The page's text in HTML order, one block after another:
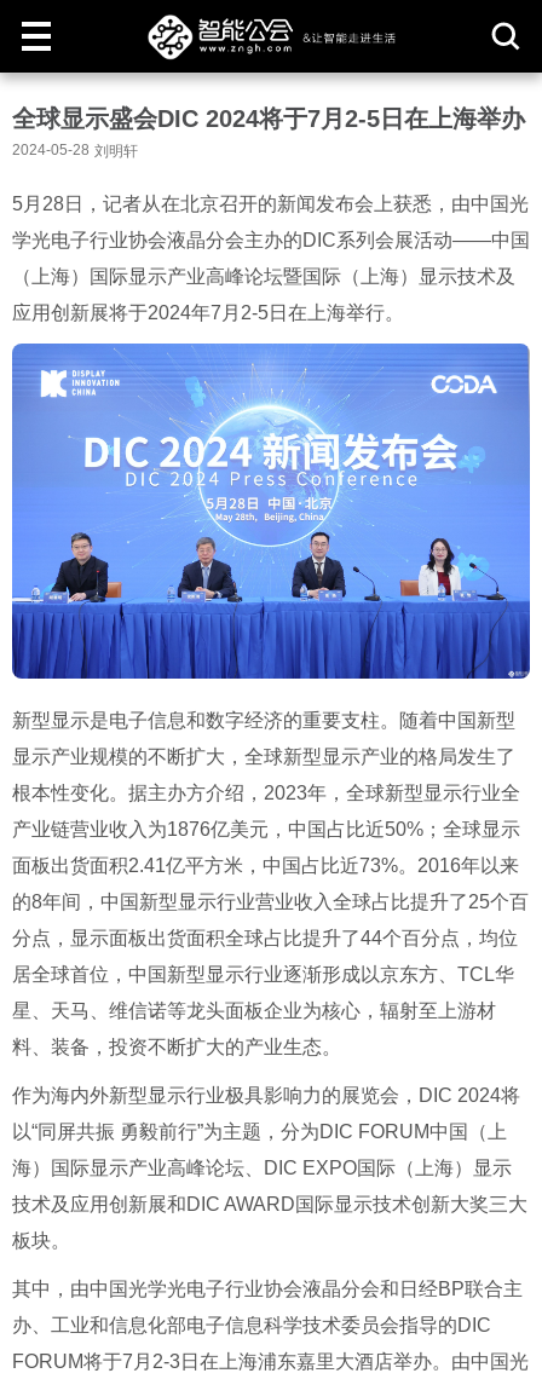
取
全球显示盛会DIC 2024将于7月2-5日在上海举办
2024-05-28 刘明轩
5月28日，记者从在北京召开的新闻发布会上获悉，由中国光
学光电子行业协会液晶分会主办的DIC系列会展活动——中国
（上海）国际显示产业高峰论坛暨国际（上海）显示技术及
应用创新展将于2024年7月2-5日在上海举行。
新型显示是电子信息和数字经济的重要支柱。随着中国新型
显示产业规模的不断扩大，全球新型显示产业的格局发生了
根本性变化。据主办方介绍，2023年，全球新型显示行业全
产业链营业收入为1876亿美元，中国占比近50%；全球显示
面板出货面积2.41亿平方米，中国占比近73%。2016年以来
的8年间，中国新型显示行业营业收入全球占比提升了25个百
分点，显示面板出货面积全球占比提升了44个百分点，均位
居全球首位，中国新型显示行业逐渐形成以京东方、TCL华
星、天马、维信诺等龙头面板企业为核心，辐射至上游材
料、装备，投资不断扩大的产业生态。
作为海内外新型显示行业极具影响力的展览会，DIC 2024将
以“同屏共振 勇毅前行”为主题，分为DIC FORUM中国（上
海）国际显示产业高峰论坛、DIC EXPO国际（上海）显示
技术及应用创新展和DIC AWARD国际显示技术创新大奖三大
板块。
其中，由中国光学光电子行业协会液晶分会和日经BP联合主
办、工业和信息化部电子信息科学技术委员会指导的DIC
FORUM将于7月2-3日在上海浦东嘉里大酒店举办。由中国光